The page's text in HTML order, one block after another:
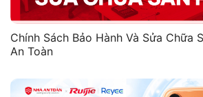
Chính Sách Bảo Hành Và Sửa Chữa
An Toàn